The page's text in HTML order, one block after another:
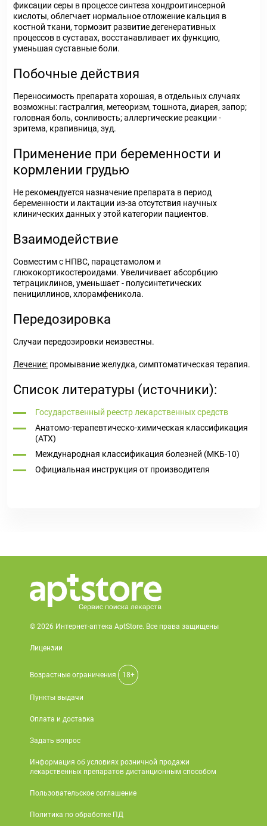
фиксации серы в процессе синтеза хондроитинсерной
кислоты, облегчает нормальное отложение кальция в
костной ткани, тормозит развитие дегенеративных
процессов в суставах, восстанавливает их функцию,
уменьшая суставные боли.
Побочные действия
Переносимость препарата хорошая, в отдельных случаях
возможны: гастралгия, метеоризм, тошнота, диарея, запор;
головная боль, сонливость; аллергические реакции -
эритема, крапивница, зуд.
Применение при беременности и
кормлении грудью
Не рекомендуется назначение препарата в период
беременности и лактации из-за отсутствия научных
клинических данных у этой категории пациентов.
Взаимодействие
Совместим с НПВС, парацетамолом и
глюкокортикостероидами. Увеличивает абсорбцию
тетрациклинов, уменьшает - полусинтетических
пенициллинов, хлорамфеникола.
Передозировка
Случаи передозировки неизвестны.
Лечение: промывание желудка, симптоматическая терапия.
Список литературы (источники):
Государственный реестр лекарственных средств
Анатомо-терапевтическо-химическая классификация
(ATX)
Международная классификация болезней (МКБ-10)
Официальная инструкция от производителя
© 2026 Интернет-аптека AptStore. Все права защищены
Лицензии
Возрастные ограничения 18+
Пункты выдачи
Оплата и доставка
Задать вопрос
Информация об условиях розничной продажи
лекарственных препаратов дистанционным способом
Пользовательское соглашение
Политика по обработке ПД